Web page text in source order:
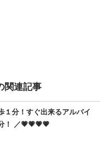
関連記事
１分！すぐ出来るアルバイ
！ ／💗💗💗💗